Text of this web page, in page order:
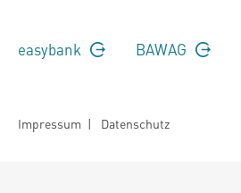
easybank BAWAG
Impressum | Datenschutz